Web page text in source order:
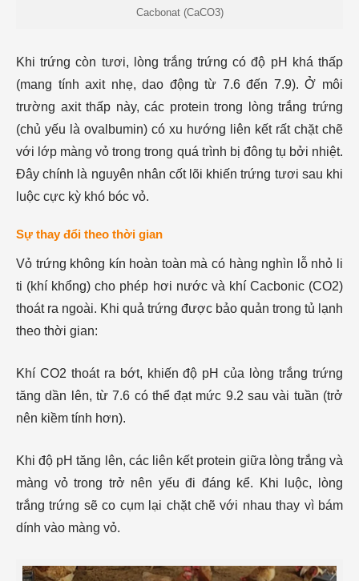
Cacbonat (CaCO3​)
Khi trứng còn tươi, lòng trắng trứng có độ pH khá thấp
(mang tính axit nhẹ, dao động từ 7.6 đến 7.9). Ở môi
trường axit thấp này, các protein trong lòng trắng trứng
(chủ yếu là ovalbumin) có xu hướng liên kết rất chặt chẽ
với lớp màng vỏ trong trong quá trình bị đông tụ bởi nhiệt.
Đây chính là nguyên nhân cốt lõi khiến trứng tươi sau khi
luộc cực kỳ khó bóc vỏ.
Sự thay đổi theo thời gian
Vỏ trứng không kín hoàn toàn mà có hàng nghìn lỗ nhỏ li
ti (khí khổng) cho phép hơi nước và khí Cacbonic (CO2​)
thoát ra ngoài. Khi quả trứng được bảo quản trong tủ lạnh
theo thời gian:
Khí CO2​ thoát ra bớt, khiến độ pH của lòng trắng trứng
tăng dần lên, từ 7.6 có thể đạt mức 9.2 sau vài tuần (trở
nên kiềm tính hơn).
Khi độ pH tăng lên, các liên kết protein giữa lòng trắng và
màng vỏ trong trở nên yếu đi đáng kể. Khi luộc, lòng
trắng trứng sẽ co cụm lại chặt chẽ với nhau thay vì bám
dính vào màng vỏ.